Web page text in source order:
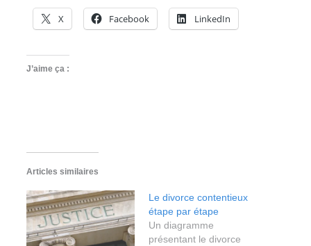
X Facebook LinkedIn
J’aime ça :
Articles similaires
Le divorce contentieux
étape par étape
Un diagramme
présentant le divorce